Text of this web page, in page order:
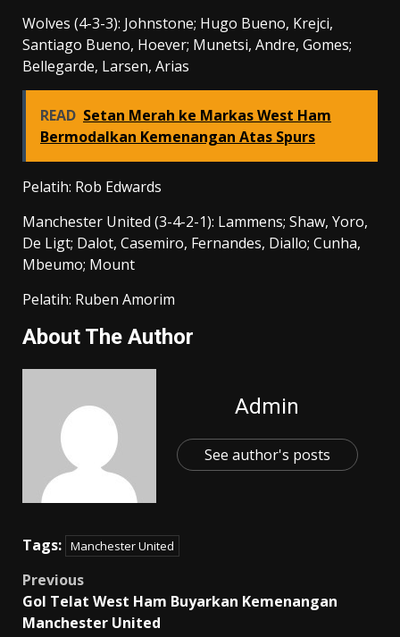
Wolves (4-3-3): Johnstone; Hugo Bueno, Krejci,
Santiago Bueno, Hoever; Munetsi, Andre, Gomes;
Bellegarde, Larsen, Arias
READ Setan Merah ke Markas West Ham
Bermodalkan Kemenangan Atas Spurs
Pelatih: Rob Edwards
Manchester United (3-4-2-1): Lammens; Shaw, Yoro,
De Ligt; Dalot, Casemiro, Fernandes, Diallo; Cunha,
Mbeumo; Mount
Pelatih: Ruben Amorim
About The Author
Admin
See author's posts
Tags: Manchester United
Post
navigation
Previous
Gol Telat West Ham Buyarkan Kemenangan
Manchester United